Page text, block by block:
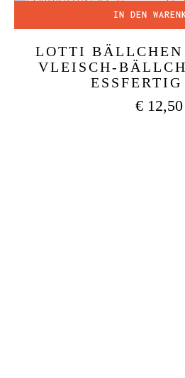
IN DEN
LOTTI BÄLLCHEN
VLEISCH-
SFERTIG
€12,50